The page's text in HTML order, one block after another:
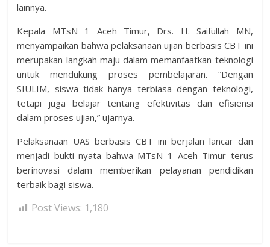
lainnya.
Kepala MTsN 1 Aceh Timur, Drs. H. Saifullah MN,
menyampaikan bahwa pelaksanaan ujian berbasis CBT ini
merupakan langkah maju dalam memanfaatkan teknologi
untuk mendukung proses pembelajaran. “Dengan
SIULIM, siswa tidak hanya terbiasa dengan teknologi,
tetapi juga belajar tentang efektivitas dan efisiensi
dalam proses ujian,” ujarnya.
Pelaksanaan UAS berbasis CBT ini berjalan lancar dan
menjadi bukti nyata bahwa MTsN 1 Aceh Timur terus
berinovasi dalam memberikan pelayanan pendidikan
terbaik bagi siswa.
Post Views: 1,180